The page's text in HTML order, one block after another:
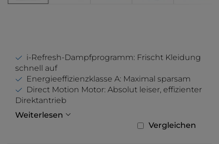
i-Refresh-Dampfprogramm: Frischt Kleidung
schnell auf
Energieeffizienzklasse A: Maximal sparsam
Direct Motion Motor: Absolut leiser, effizienter
Direktantrieb
Weiterlesen
Vergleichen